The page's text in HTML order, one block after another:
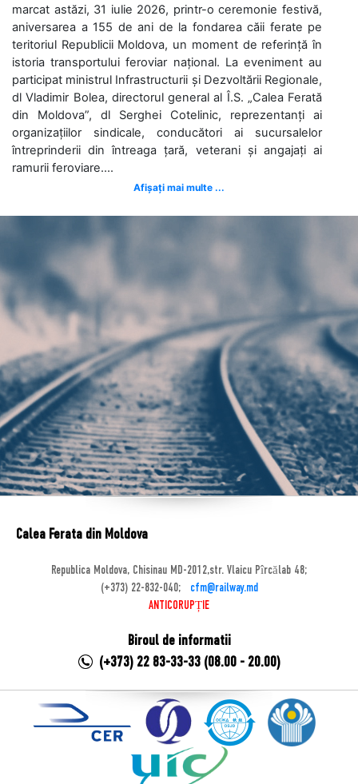
marcat astăzi, 31 iulie 2026, printr-o ceremonie festivă,
aniversarea a 155 de ani de la fondarea căii ferate pe
teritoriul Republicii Moldova, un moment de referință în
istoria transportului feroviar național. La eveniment au
participat ministrul Infrastructurii și Dezvoltării Regionale,
dl Vladimir Bolea, directorul general al Î.S. „Calea Ferată
din Moldova”, dl Serghei Cotelinic, reprezentanți ai
organizațiilor sindicale, conducători ai sucursalelor
întreprinderii din întreaga țară, veterani și angajați ai
ramurii feroviare....
Afișați mai multe ...
Calea Ferata din Moldova
Republica Moldova, Chisinau MD-2012,str. Vlaicu Pîrcălab 48;
(+373) 22-832-040;
cfm@railway.md
ANTICORUPȚIE
Biroul de informatii
(+373) 22 83-33-33 (08.00 - 20.00)